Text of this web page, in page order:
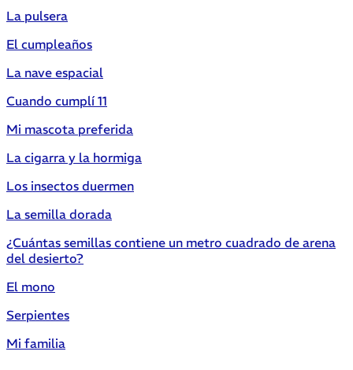
La pulsera
El cumpleaños
La nave espacial
Cuando cumplí 11
Mi mascota preferida
La cigarra y la hormiga
Los insectos duermen
La semilla dorada
¿Cuántas semillas contiene un metro cuadrado de arena
del desierto?
El mono
Serpientes
Mi familia